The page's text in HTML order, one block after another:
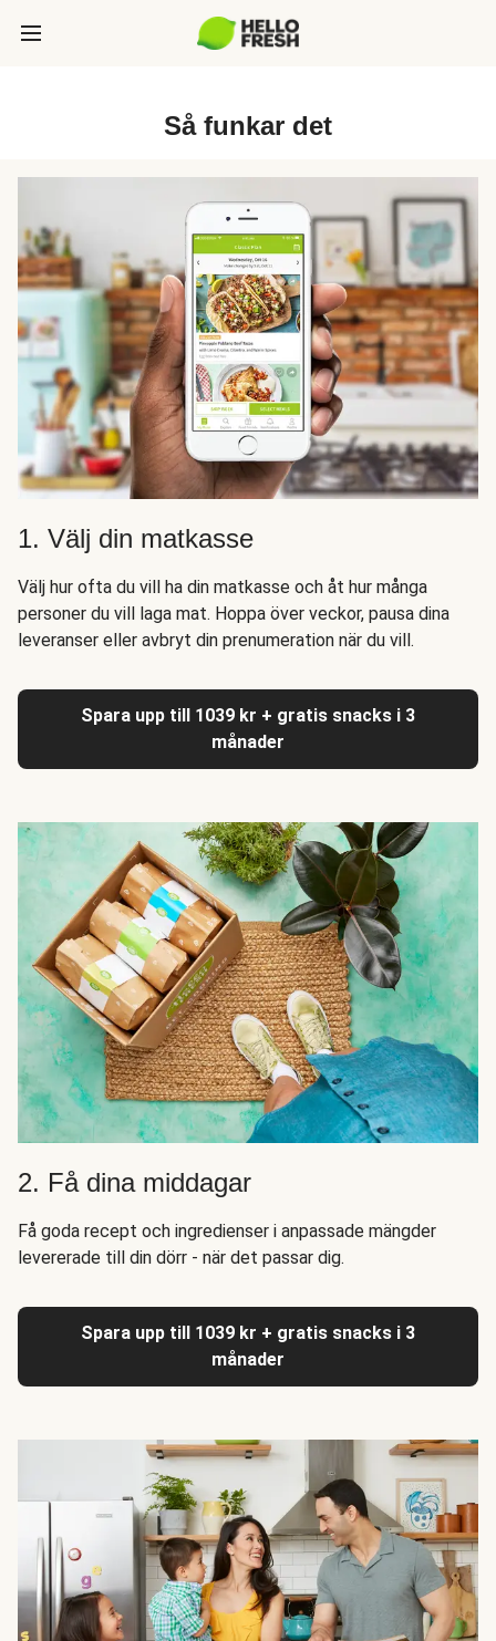
Så funkar det
1. Välj din matkasse
Välj hur ofta du vill ha din matkasse och åt hur många
personer du vill laga mat. Hoppa över veckor, pausa dina
leveranser eller avbryt din prenumeration när du vill.
Spara upp till 1039 kr + gratis snacks i 3
månader
2. Få dina middagar
Få goda recept och ingredienser i anpassade mängder
levererade till din dörr - när det passar dig.
Spara upp till 1039 kr + gratis snacks i 3
månader